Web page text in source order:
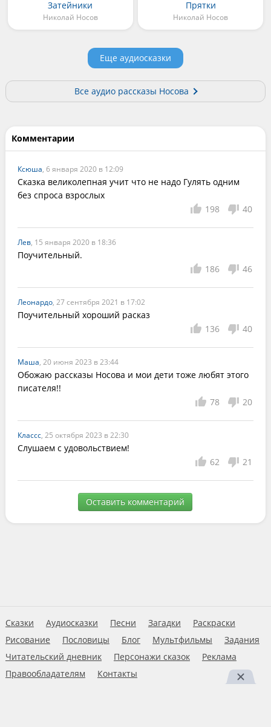
Затейники
Николай Носов
Прятки
Николай Носов
Еще аудиосказки
Все аудио рассказы Носова
Комментарии
Ксюша, 6 января 2020 в 12:09
Сказка великолепная учит что не надо Гулять одним
без спроса взрослых
198
40
Лев, 15 января 2020 в 18:36
Поучительный.
186
46
Леонардо, 27 сентября 2021 в 17:02
Поучительный хороший расказ
136
40
Маша, 20 июня 2023 в 23:44
Обожаю рассказы Носова и мои дети тоже любят этого
писателя!!
78
20
Классс, 25 октября 2023 в 22:30
Слушаем с удовольствием!
62
21
Оставить комментарий
Сказки Аудиосказки Песни Загадки
Раскраски
Рисование
Пословицы Блог Мультфильмы
Задания
Читательский дневник
Персонажи сказок
Реклама
Правообладателям
Контакты